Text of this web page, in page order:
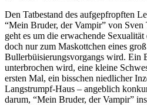
Den Tatbestand des aufgepfropften
“Mein Bruder, der Vampir” von
geht es um die erwachende
doch nur zum Maskottchen eines
Bullerbüisierungsvorgangs wird. Ein
unterbrochen wird, eine kleine
ersten Mal, ein bisschen niedlicher
Langstrumpf-Haus – angeblich
darum, “Mein Bruder, der Vampir”